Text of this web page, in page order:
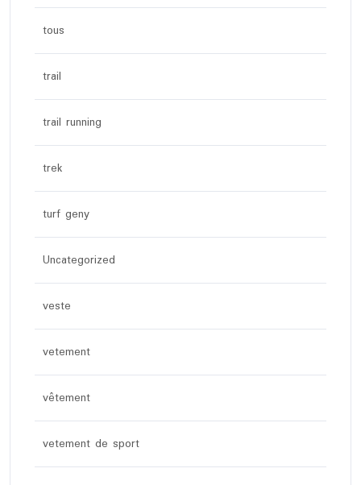
tous
trail
trail running
trek
turf geny
Uncategorized
veste
vetement
vêtement
vetement de sport